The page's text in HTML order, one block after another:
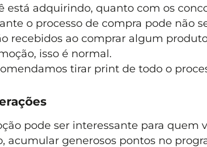
está adquirindo, quanto com os
o processo de compra pode não
recebidos ao comprar algum
isso é normal.
tirar print de todo o
pode ser interessante para quem
acumular generosos pontos no